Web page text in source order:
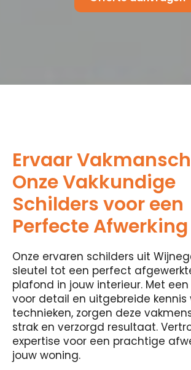
Ervaar
Onze Vakkundige
Schilders voor een
Perfecte Afwerking
Onze ervaren schilders uit
sleutel tot een perfect
plafond in jouw interieur. Met
voor detail en uitgebreide kennis
technieken, zorgen deze
strak en verzorgd resultaat.
expertise voor een prachtige
jouw woning.